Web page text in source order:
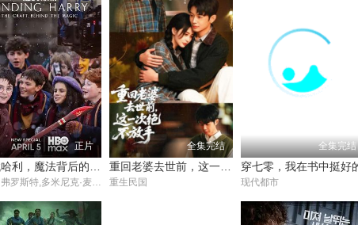
正片
尼克·弗罗斯特,多米尼克·麦克劳克林,阿拉贝拉·斯坦顿,阿拉斯泰尔·斯托特,约翰·利思戈,珍妮特·麦克蒂尔,帕帕·厄希度
全集完结
重生民国
全集完结
穿七零，我在书中挺好
现代都市